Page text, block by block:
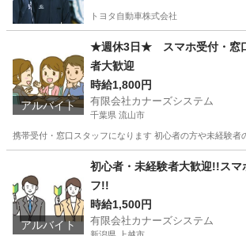
トヨタ自動車株式会社
アルバイト
★週休3日★ スマホ受付・窓
者大歓迎
時給1,800円
有限会社カナーズシステム
千葉県 流山市
携帯受付・窓口スタッフになります 初心者の方や未経験
携帯ショップ 時給
アルバイト
初心者・未経験者大歓迎!!スマ
フ!!
時給1,500円
有限会社カナーズシステム